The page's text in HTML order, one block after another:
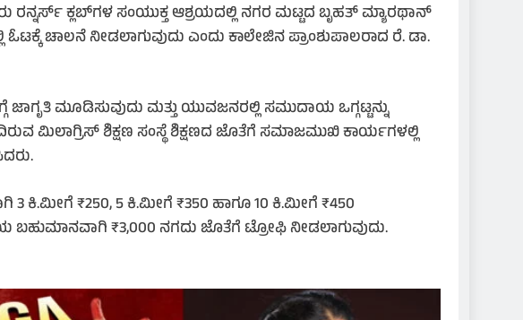
ರನ್ನರ್ಸ್ ಕ್ಲಬ್‌ಗಳ ಸಂಯುಕ್ತ ಆಶ್ರಯದಲ್ಲಿ ನಗರ ಮಟ್ಟದ ಬೃಹತ್ ಮ್ಯಾರಥಾನ್
ಚಾಲನೆ ನೀಡಲಾಗುವುದು ಎಂದು ಕಾಲೇಜಿನ ಪ್ರಾಂಶುಪಾಲರಾದ ರೆ. ಡಾ.
ಮೂಡಿಸುವುದು ಮತ್ತು ಯುವಜನರಲ್ಲಿ ಸಮುದಾಯ ಒಗ್ಗಟ್ಟನ್ನು
ಮಿಲಾಗ್ರಿಸ್ ಶಿಕ್ಷಣ ಸಂಸ್ಥೆ ಶಿಕ್ಷಣದ ಜೊತೆಗೆ ಸಮಾಜಮುಖಿ ಕಾರ್ಯಗಳಲ್ಲಿ
ಕಿ.ಮೀಗೆ ₹250, 5 ಕಿ.ಮೀಗೆ ₹350 ಹಾಗೂ 10 ಕಿ.ಮೀಗೆ ₹450
ಬಹುಮಾನವಾಗಿ ₹3,000 ನಗದು ಜೊತೆಗೆ ಟ್ರೋಫಿ ನೀಡಲಾಗುವುದು.